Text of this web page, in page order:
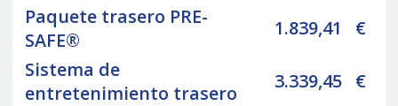
Paquete trasero PRE-
SAFE®
1.839,41
€
Sistema de
entretenimiento trasero
3.339,45 €